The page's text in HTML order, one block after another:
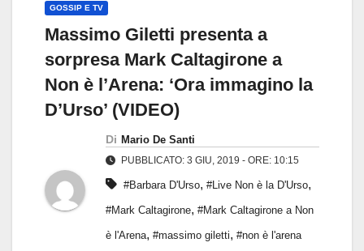
GOSSIP E TV
Massimo Giletti presenta a
sorpresa Mark Caltagirone a
Non è l’Arena: ‘Ora immagino la
D’Urso’ (VIDEO)
Di Mario De Santi
PUBBLICATO: 3 GIU, 2019 - ORE: 10:15
#Barbara D'Urso, #Live Non è la D'Urso,
#Mark Caltagirone, #Mark Caltagirone a Non
è l'Arena, #massimo giletti, #non è l'arena